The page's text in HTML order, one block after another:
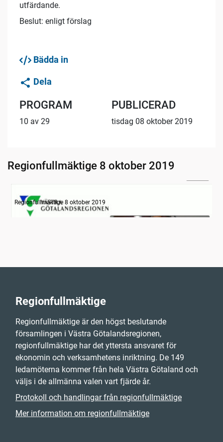
utfärdande.
Beslut: enligt förslag
Bädda in
Dela
PROGRAM
10 av 29
PUBLICERAD
tisdag 08 oktober 2019
Regionfullmäktige 8 oktober 2019
Information
Regionfullmäktige 8 oktober 2019
Regionfullmäktige
Regionfullmäktige är den högst beslutande
församlingen i Västra Götalandsregionen,
regionfullmäktige har det yttersta ansvaret för
ekonomin och verksamhetens inriktning. De 149
ledamöterna kommer från hela Västra Götaland och
väljs i de allmänna valen vart fjärde år.
Protokoll och handlingar från regionfullmäktige
Mer information om regionfullmäktige